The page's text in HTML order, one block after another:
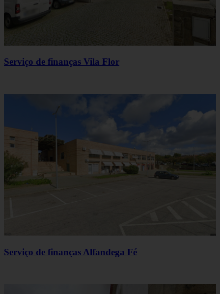
Serviço de finanças Vila Flor
Serviço de finanças Alfandega Fé